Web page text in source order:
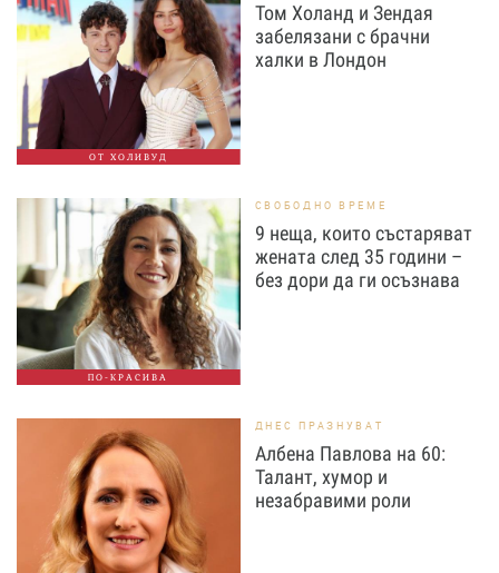
ОТ ХОЛИВУД
Том Холанд и Зендая
забелязани с брачни
халки в Лондон
ПО-КРАСИВА
СВОБОДНО ВРЕМЕ
9 неща, които състаряват
жената след 35 години –
без дори да ги осъзнава
ДНЕС ПРАЗНУВАТ
Албена Павлова на 60:
Талант, хумор и
незабравими роли